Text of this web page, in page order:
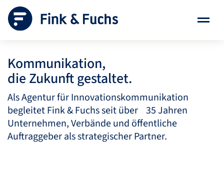
Kommunikation,
die Zukunft gestaltet.
Als Agentur für Innovationskommunikation
begleitet Fink & Fuchs seit über 35 Jahren
Unternehmen, Verbände und öffentliche
Auftraggeber als strategischer Partner.